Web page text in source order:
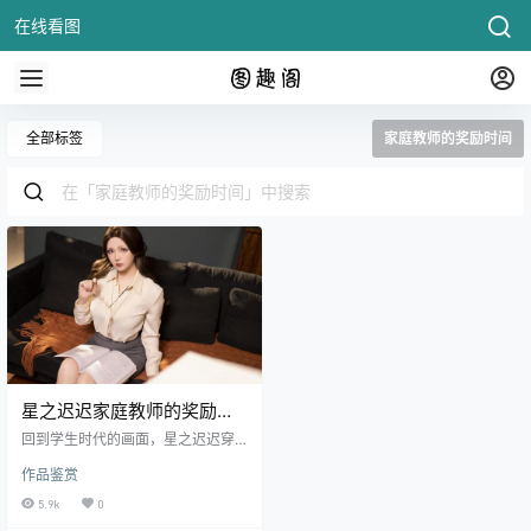
在线看图
全部标签 家庭教师的奖励时间
星之迟迟家庭教师的奖励时
间，青春激情再现！
回到学生时代的画面，星之迟迟穿
姿、笑容，勾勒出一幕幕令人心跳
不已的场.
作品鉴赏
5.9k 0